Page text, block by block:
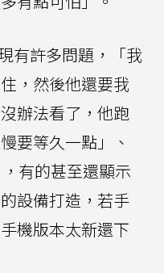
有許多問題，「我
，然後他還要我
辦法看了，他跑
要等久一點」、
有的甚至還顯示
設備打造，若手
機版本太新還下